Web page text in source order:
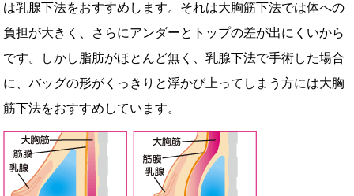
は乳腺下法をおすすめします。それは大胸筋下法では体への
負担が大きく、さらにアンダーとトップの差が出にくいから
です。しかし脂肪がほとんど無く、乳腺下法で手術した場合
に、バッグの形がくっきりと浮かび上ってしまう方には大胸
筋下法をおすすめしています。